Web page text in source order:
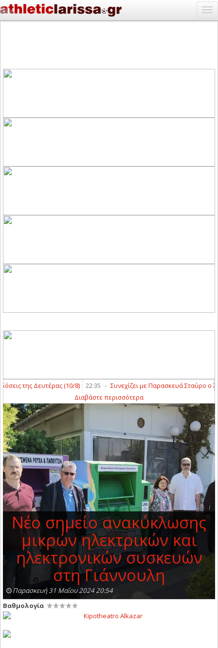
της Δευτέρας (10/8) 22:35 - Συνεχίζει με Παρασκευά Σταύρο ο
Διαβάστε περισσότερα
Νέο σημείο ανακύκλωσης
μικρών ηλεκτρικών και
ηλεκτρονικών συσκευών
στη Γιάννουλη
Παρασκευή 31 Μαΐου 2024 20:54
Βαθμολογία